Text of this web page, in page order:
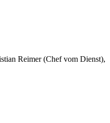
Reimer (Chef vom Dienst),